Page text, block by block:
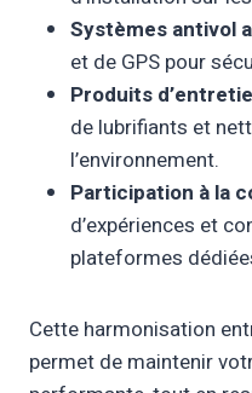
Systèmes antivol
et de GPS pour
Produits
de lubrifiants et
l’environnement.
Participation à la
d’expériences et
plateformes
Cette harmonisation
permet de maintenir